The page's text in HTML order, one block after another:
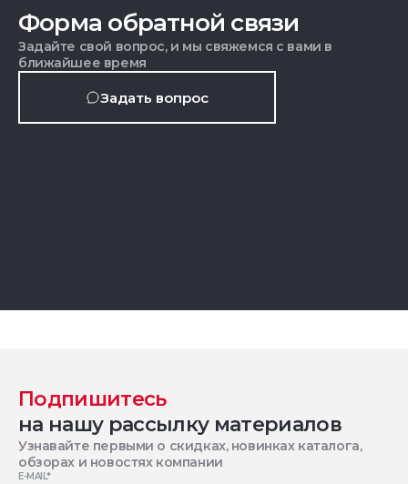
Форма обратной связи
Задайте свой вопрос, и мы свяжемся с вами в
ближайшее время
Задать вопрос
Подпишитесь
на нашу рассылку материалов
Узнавайте первыми о скидках, новинках каталога,
обзорах и новостях компании
E-MAIL*